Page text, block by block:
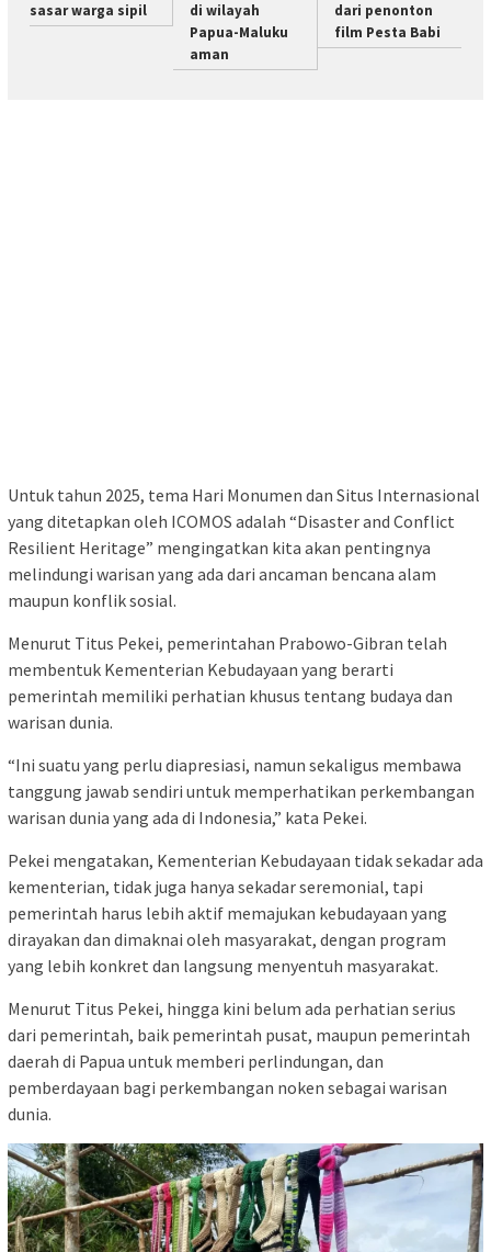
sasar warga sipil
di wilayah
Papua-Maluku
aman
dari penonton
film Pesta Babi
Untuk tahun 2025, tema Hari Monumen dan Situs Internasional
yang ditetapkan oleh ICOMOS adalah “Disaster and Conflict
Resilient Heritage” mengingatkan kita akan pentingnya
melindungi warisan yang ada dari ancaman bencana alam
maupun konflik sosial.
Menurut Titus Pekei, pemerintahan Prabowo-Gibran telah
membentuk Kementerian Kebudayaan yang berarti
pemerintah memiliki perhatian khusus tentang budaya dan
warisan dunia.
“Ini suatu yang perlu diapresiasi, namun sekaligus membawa
tanggung jawab sendiri untuk memperhatikan perkembangan
warisan dunia yang ada di Indonesia,” kata Pekei.
Pekei mengatakan, Kementerian Kebudayaan tidak sekadar ada
kementerian, tidak juga hanya sekadar seremonial, tapi
pemerintah harus lebih aktif memajukan kebudayaan yang
dirayakan dan dimaknai oleh masyarakat, dengan program
yang lebih konkret dan langsung menyentuh masyarakat.
Menurut Titus Pekei, hingga kini belum ada perhatian serius
dari pemerintah, baik pemerintah pusat, maupun pemerintah
daerah di Papua untuk memberi perlindungan, dan
pemberdayaan bagi perkembangan noken sebagai warisan
dunia.